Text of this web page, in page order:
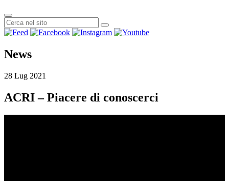
News
28 Lug 2021
ACRI – Piacere di conoscerci